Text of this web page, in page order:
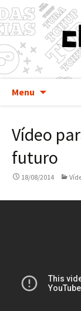
Menu
Vídeo
futuro
18/08/2014